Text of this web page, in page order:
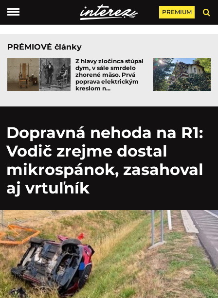
PREMIUM
PRÉMIOVÉ články
Z hlavy zločinca stúpal
dym, v sále smrdelo
zhorené mäso. Prvá
poprava elektrickým
kreslom n...
Dopravná nehoda na R1:
Vodič zrejme dostal
mikrospánok, zasahoval
aj vrtuľník